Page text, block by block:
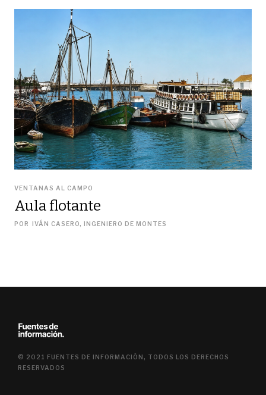
VENTANAS AL CAMPO
Aula flotante
POR IVÁN CASERO, INGENIERO DE MONTES
© 2021 FUENTES DE INFORMACIÓN, TODOS LOS DERECHOS
RESERVADOS